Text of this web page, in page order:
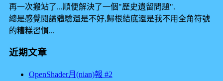
再一次搬站了...順便解決了一個"歷史遺留問題".
總是感覺閱讀體驗還是不好,歸根結底還是我不用全角符號
的糟糕習慣...
近期文章
OpenShader月(nian)報 #2